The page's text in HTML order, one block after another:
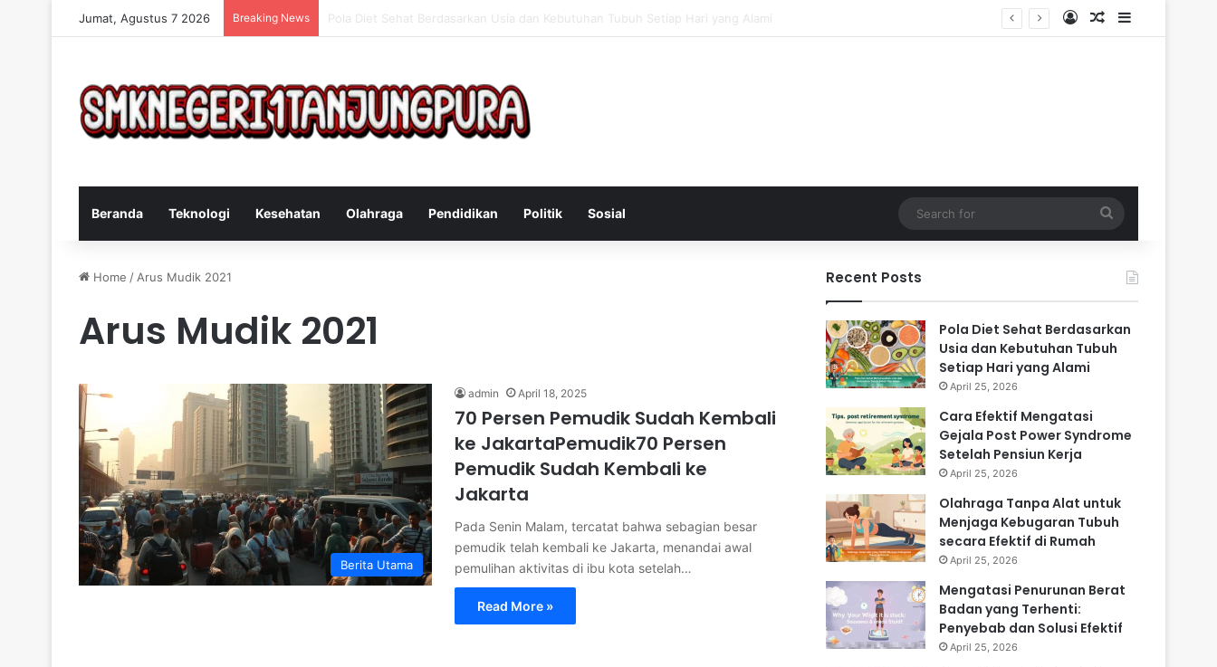
Jumat, Agustus 7 2026 Breaking News Cara Efektif Mengatasi Gejala Post Power Syndrome Setelah Pensiun Kerja Log InRandom Article
Sidebar
Beranda Teknologi Kesehatan Olahraga Pendidikan Politik Sosial
for
Home / Arus Mudik 2021
Arus Mudik 2021
Berita Utama
admin April 18, 2025
70 Persen Pemudik Sudah Kembali
ke JakartaPemudik70 Persen
Pemudik Sudah Kembali ke
Jakarta
Pada Senin Malam, tercatat bahwa sebagian besar
pemudik telah kembali ke Jakarta, menandai awal
pemulihan aktivitas di ibu kota setelah…
Read More »
Recent Posts
Pola Diet Sehat Berdasarkan
Usia dan Kebutuhan Tubuh
Setiap Hari yang Alami
April 25, 2026
Cara Efektif Mengatasi
Gejala Post Power Syndrome
Setelah Pensiun Kerja
April 25, 2026
Olahraga Tanpa Alat untuk
Menjaga Kebugaran Tubuh
secara Efektif di Rumah
April 25, 2026
Mengatasi Penurunan Berat
Badan yang Terhenti:
Penyebab dan Solusi Efektif
April 25, 2026